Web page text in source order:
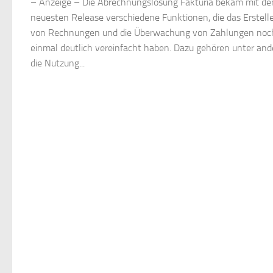
neuesten Release verschiedene Funktionen, die das
von Rechnungen und die Überwachung von Zahlungen
einmal deutlich vereinfacht haben. Dazu gehören unter
die Nutzung...